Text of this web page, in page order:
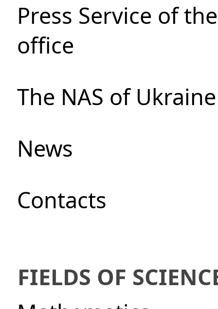
Press Service of
office
The NAS of
News
Сontacts
FIELDS OF